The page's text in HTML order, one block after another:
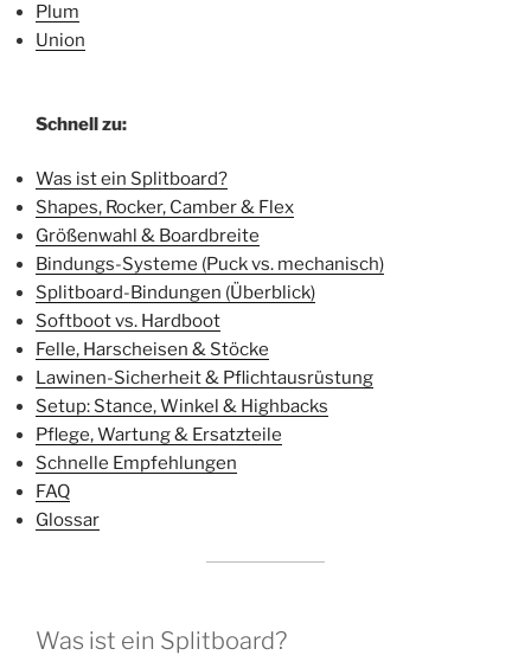
Plum
Union
Schnell zu:
Was ist ein Splitboard?
Shapes, Rocker, Camber & Flex
Größenwahl & Boardbreite
Bindungs-Systeme (Puck vs. mechanisch)
Splitboard-Bindungen (Überblick)
Softboot vs. Hardboot
Felle, Harscheisen & Stöcke
Lawinen-Sicherheit & Pflichtausrüstung
Setup: Stance, Winkel & Highbacks
Pflege, Wartung & Ersatzteile
Schnelle Empfehlungen
FAQ
Glossar
Was ist ein Splitboard?